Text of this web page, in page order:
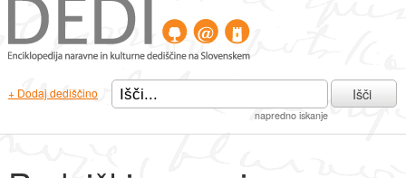
+ Dodaj dediščino
napredno iskanje
Išči